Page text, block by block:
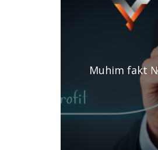
Muhim fakt